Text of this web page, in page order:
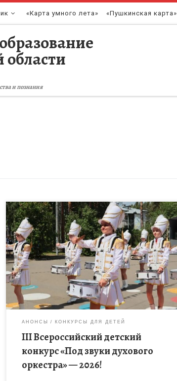
«Карта умного лета» «Пушкинская карта»
области
и познания
Министерство образования Нижегородской
области совместно с Региональным центром
выявления и поддержки талантов «Вега»
объявляют приём заявок на участие в
III Всероссийском детском конкурсе «Под звуки
духового […]
АНОНСЫ КОНКУРСЫ ДЛЯ ДЕТЕЙ
III Всероссийский детский
конкурс «Под звуки духового
оркестра» — 2026!